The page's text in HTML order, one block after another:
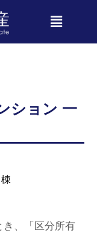
ション 一
、「区分所有